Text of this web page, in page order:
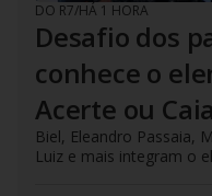
DO R7/HÁ 1 HORA
Desafio dos
conhece o
Acerte ou
Biel, Eleandro Passaia,
Luiz e mais integram o